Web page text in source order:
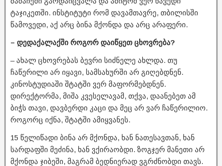
ტაჯიკეთში. ინსტიტუტი რომ დავამთავრე, თბილისში
წამოვედი, აქ არც ბინა მქონდა და არც არაფერი.
– დედაქალაქში როგორ დაიწყეთ ცხოვრება?
– ახალ ცხოვრებას ბევრი სიძნელე ახლდა. თუ
ჩაწერილი არ იყავი, სამსახურში არ გიღებდნენ.
კინოსტუდიაში შტატში ვერ მაფორმებდნენ.
დირექტორმა, მიშა კვესელავამ, თქვა, დაანებეთ ამ
ბიჭს თავი, დავბერდი კაცი და მეც არ ვარ ჩაწერილიო.
როგორც იქნა, შტატში ამიყვანეს.
15 წელიწადი ბინა არ მქონდა, ხან ნათესავთან, ხან
სარდაფში მეძინა, ხან ვქირაობდი. ზოგჯერ მანეთი არ
მქონდა ჯიბეში, მაგრამ ბედნიერად ვგრძნობდი თავს.